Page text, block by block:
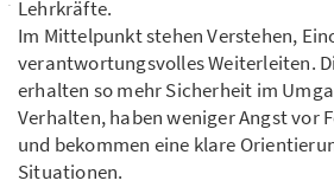
Lehrkräfte.
Im Mittelpunkt stehen Verstehen,
verantwortungsvolles Weiterleiten.
erhalten so mehr Sicherheit im
Verhalten, haben weniger Angst vor
und bekommen eine klare
Situationen.